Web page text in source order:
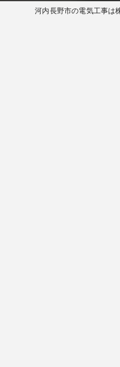
河内長野市の電気工事は